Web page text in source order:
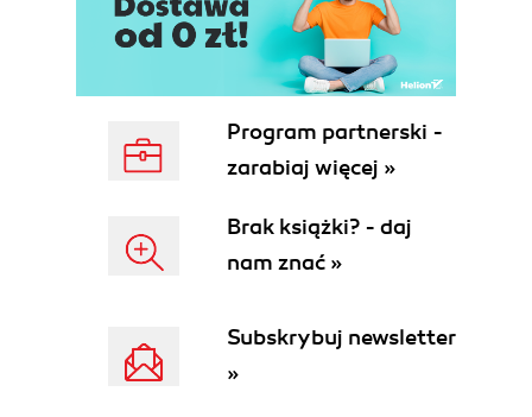
Program partnerski -
zarabiaj więcej »
Brak książki? - daj
nam znać »
Subskrybuj newsletter
»